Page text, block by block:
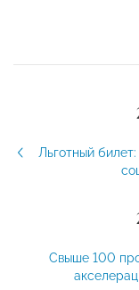
Льготный
Свыше 100